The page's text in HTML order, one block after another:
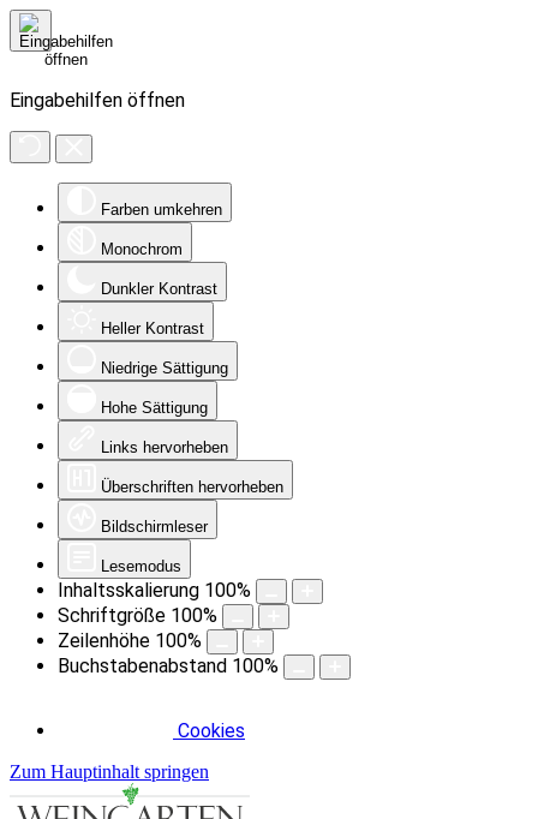
Eingabehilfen öffnen
Farben umkehren
Monochrom
Dunkler Kontrast
Heller Kontrast
Niedrige Sättigung
Hohe Sättigung
Links hervorheben
Überschriften hervorheben
Bildschirmleser
Lesemodus
Inhaltsskalierung 100%
Schriftgröße 100%
Zeilenhöhe 100%
Buchstabenabstand 100%
Cookies
Zum Hauptinhalt springen